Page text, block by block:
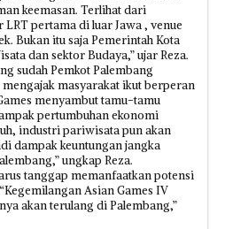
keemasan. Terlihat dari
pertama di luar Jawa , venue
Bukan itu saja Pemerintah Kota
dan sektor Budaya,” ujar Reza.
sudah Pemkot Palembang
masyarakat ikut berperan
menyambut tamu-tamu
pertumbuhan ekonomi
industri pariwisata pun akan
dampak keuntungan jangka
ungkap Reza.
tanggap memanfaatkan potensi
Asian Games IV
akan terulang di Palembang,”